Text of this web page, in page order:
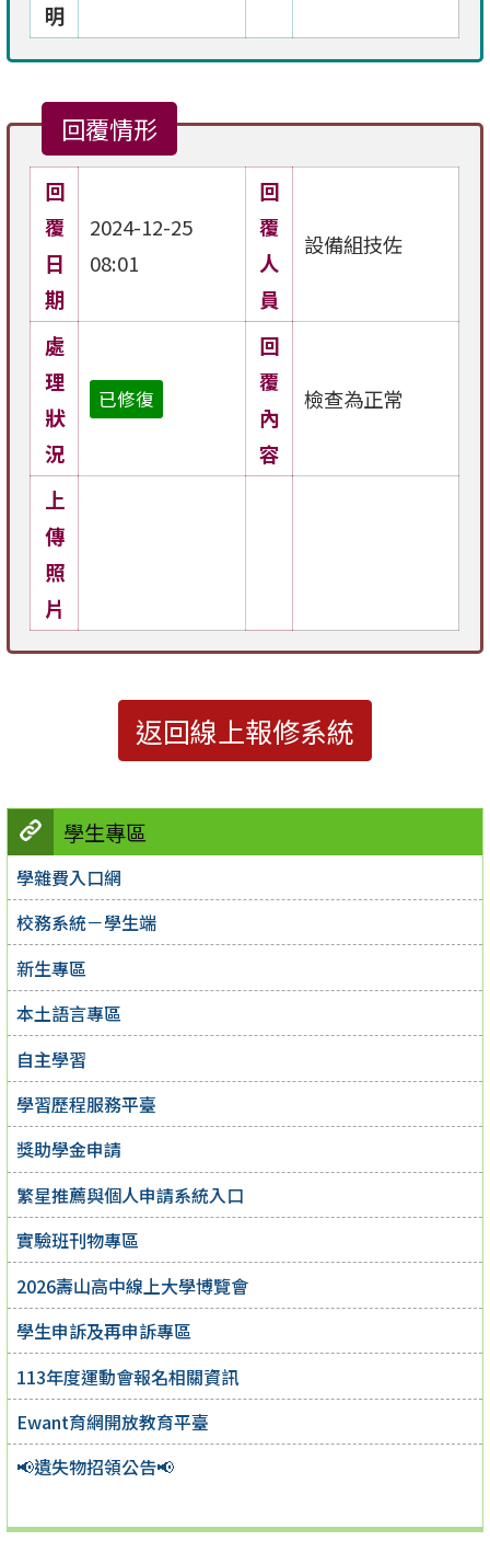
學生專區
學雜費入口網
校務系統－學生端
新生專區
本土語言專區
自主學習
學習歷程服務平臺
獎助學金申請
繁星推薦與個人申請系統入口
實驗班刊物專區
2026壽山高中線上大學博覽會
學生申訴及再申訴專區
113年度運動會報名相關資訊
Ewant育網開放教育平臺
📢遺失物招領公告📢
明
回覆情形
回
覆
日
期
2024-12-25
08:01
回
覆
人
員
設備組技佐
處
理
狀
況
已修復
回
覆
內
容
檢查為正常
上
傳
照
片
返回線上報修系統